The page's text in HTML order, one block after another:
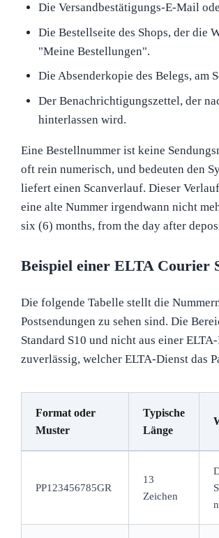
Die Versandbestätigungs-E-Mail
Die Bestellseite des Shops, der die
"Meine Bestellungen".
Die Absenderkopie des Belegs, am
Der Benachrichtigungszettel, der
hinterlassen wird.
Eine Bestellnummer ist keine
oft rein numerisch, und bedeuten den
liefert einen Scanverlauf. Dieser
eine alte Nummer irgendwann nicht
six (6) months, from the day after
Beispiel einer ELTA Courier
Die folgende Tabelle stellt die
Postsendungen zu sehen sind. Die
Standard S10 und nicht aus einer
zuverlässig, welcher ELTA-Dienst das
Format oder
Muster
Typische
Länge
PP123456785GR
13
Zeichen